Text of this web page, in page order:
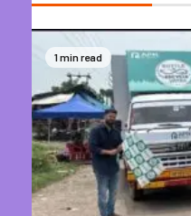
1 min read